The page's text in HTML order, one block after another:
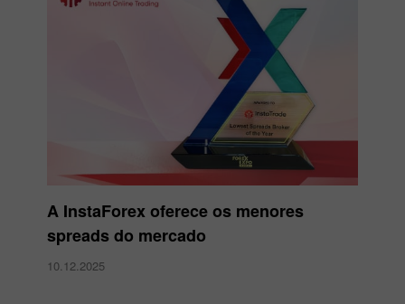
A InstaForex oferece os menores
spreads do mercado
10.12.2025